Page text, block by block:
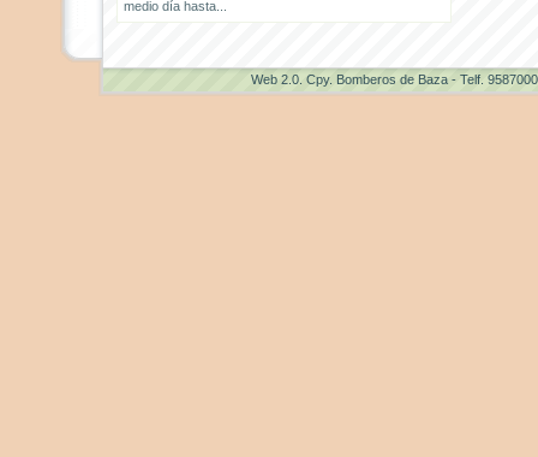
medio día hasta...
Web 2.0 . Cpy. Bomberos de Baza - Telf.